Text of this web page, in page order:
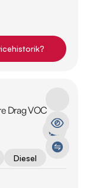
Drag VOC
Diesel